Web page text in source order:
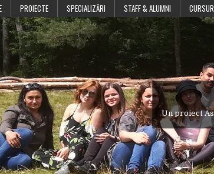
PROIECTE SPECIALIZĂRI STAFF & ALUMNI
Un proiect